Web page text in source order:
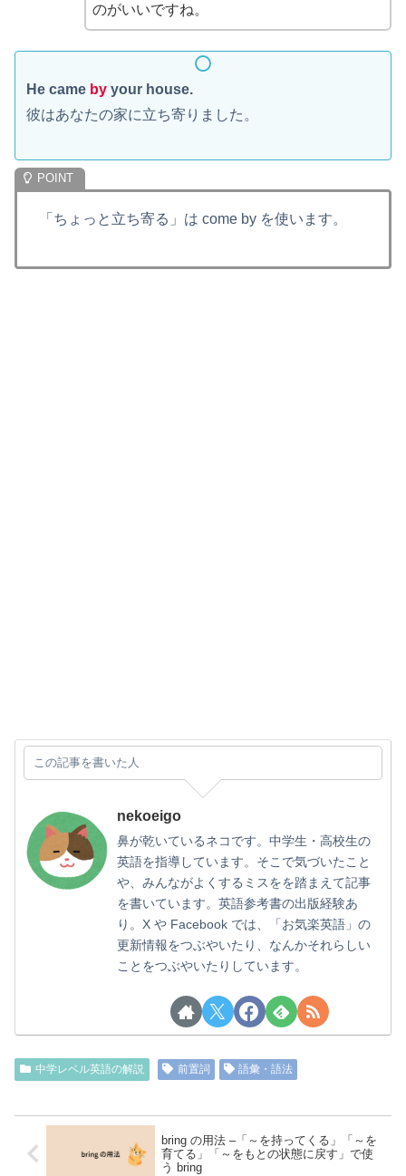
のがいいですね。
He came by your house.
彼はあなたの家に立ち寄りました。
「ちょっと立ち寄る」は come by を使います。
この記事を書いた人
nekoeigo
鼻が乾いているネコです。中学生・高校生の
英語を指導しています。そこで気づいたこと
や、みんながよくするミスをを踏まえて記事
を書いています。英語参考書の出版経験あ
り。X や Facebook では、「お気楽英語」の
更新情報をつぶやいたり、なんかそれらしい
ことをつぶやいたりしています。
中学レベル英語の解説 前置詞 語彙・語法
bring の用法 –「～を持ってくる」「～を
育てる」「～をもとの状態に戻す」で使
う bring